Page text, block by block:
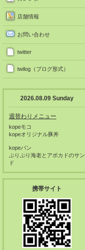
店舗情報
お問い合わせ
twitter
twilog（ブログ形式）
2026.08.09 Sunday
週替わりメニュー
kopeモコ
kopeオリジナル豚丼
kopeパン
ぷりぷり海老とアボカドのサン
ド
携帯サイト